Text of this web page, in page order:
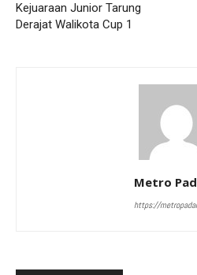
Kejuaraan Junior Tarung
Derajat Walikota Cup 1
Metro
https://